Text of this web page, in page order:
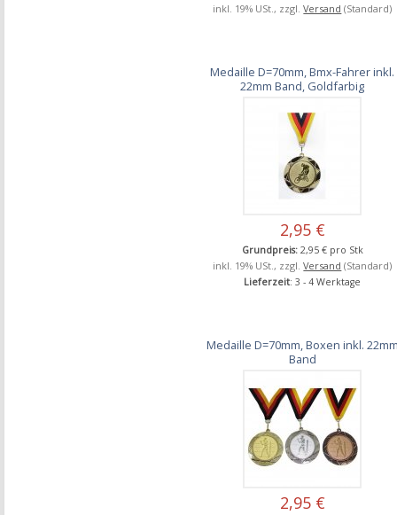
inkl. 19% USt., zzgl.Versand (Standard)
Medaille D=70mm, Bmx-Fahrer inkl.
22mm Band, Goldfarbig
2,95 €
Grundpreis: 2,95 € pro Stk
inkl. 19% USt., zzgl.Versand (Standard)
Lieferzeit: 3 - 4 Werktage
Medaille D=70mm, Boxen inkl.
Band
2,95 €